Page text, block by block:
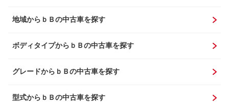
地域からｂＢの中古車を探す
ボディタイプからｂＢの中古車を探す
グレードからｂＢの中古車を探す
型式からｂＢの中古車を探す